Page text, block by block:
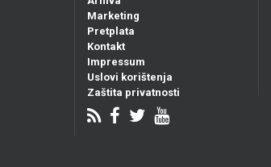
Marketing
Pretplata
Kontakt
Impressum
Uslovi korištenja
Zaštita privatnosti